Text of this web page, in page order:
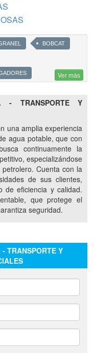
BOBCAT
CAPACIDADES PARA
AGUA
A PRESIÓN PARA
EN FRAC STACK
EN SPACER SPOOLS
POTABLE A GRANEL
Ver más
- TRANSPORTE Y
una amplia experiencia
agua potable, que con
continuamente la
especializándose
Cuenta con la
de sus clientes,
de eficiencia y calidad.
que protege el
seguridad.
TRANSPORTE Y